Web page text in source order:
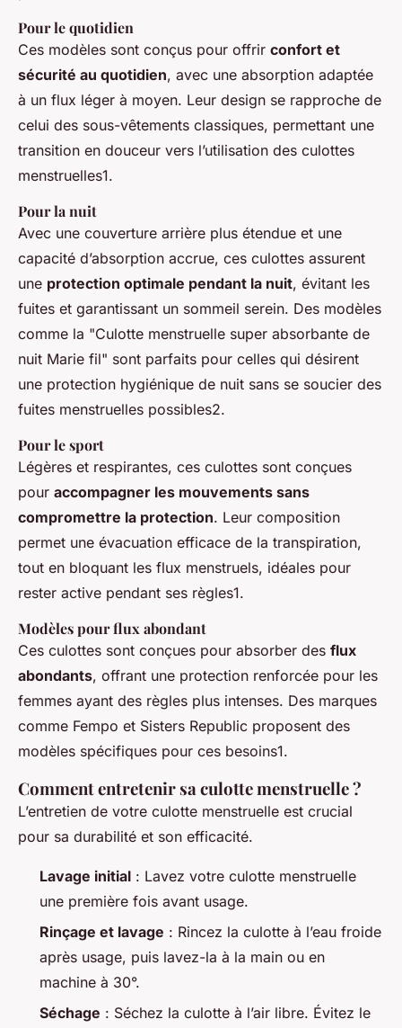
Pour le quotidien
Ces modèles sont conçus pour offrir confort et
sécurité au quotidien, avec une absorption adaptée
à un flux léger à moyen. Leur design se rapproche de
celui des sous-vêtements classiques, permettant une
transition en douceur vers l’utilisation des culottes
menstruelles1.
Pour la nuit
Avec une couverture arrière plus étendue et une
capacité d’absorption accrue, ces culottes assurent
une protection optimale pendant la nuit, évitant les
fuites et garantissant un sommeil serein. Des modèles
comme la "Culotte menstruelle super absorbante de
nuit Marie fil" sont parfaits pour celles qui désirent
une protection hygiénique de nuit sans se soucier des
fuites menstruelles possibles2.
Pour le sport
Légères et respirantes, ces culottes sont conçues
pour accompagner les mouvements sans
compromettre la protection. Leur composition
permet une évacuation efficace de la transpiration,
tout en bloquant les flux menstruels, idéales pour
rester active pendant ses règles1.
Modèles pour flux abondant
Ces culottes sont conçues pour absorber des flux
abondants, offrant une protection renforcée pour les
femmes ayant des règles plus intenses. Des marques
comme Fempo et Sisters Republic proposent des
modèles spécifiques pour ces besoins1.
Comment entretenir sa culotte menstruelle ?
L’entretien de votre culotte menstruelle est crucial
pour sa durabilité et son efficacité.
Lavage initial : Lavez votre culotte menstruelle
une première fois avant usage.
Rinçage et lavage : Rincez la culotte à l’eau froide
après usage, puis lavez-la à la main ou en
machine à 30°.
Séchage : Séchez la culotte à l’air libre. Évitez le